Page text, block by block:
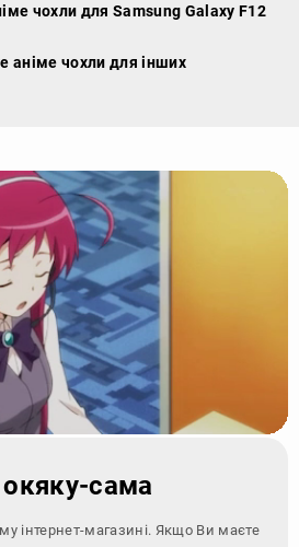
чохли для Samsung Galaxy F12
аніме чохли для інших
окяку-сама
інтернет-магазині. Якщо Ви маєте